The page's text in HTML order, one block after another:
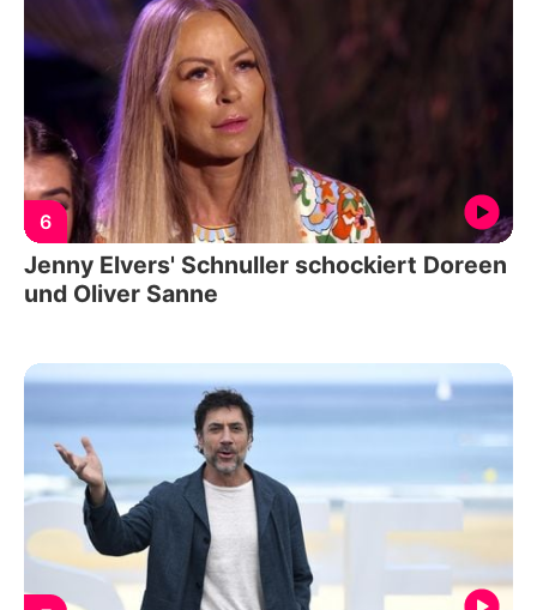
6
Jenny Elvers' Schnuller schockiert Doreen
und Oliver Sanne